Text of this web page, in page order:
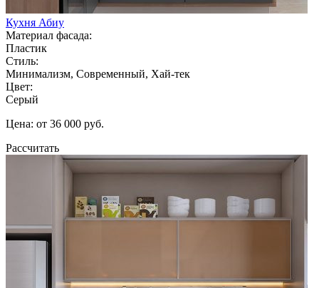
Кухня Абиу
Материал фасада:
Пластик
Стиль:
Минимализм, Современный, Хай-тек
Цвет:
Серый
Цена: от 36 000 руб.
Рассчитать